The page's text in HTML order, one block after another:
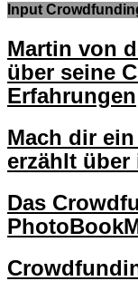
Input
Martin von
über seine
Erfahrungen
Mach dir
erzählt über
Das